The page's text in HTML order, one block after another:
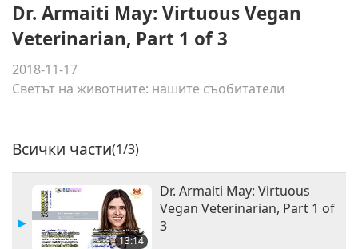
Dr. Armaiti May: Virtuous Vegan
Veterinarian, Part 1 of 3
2018-11-17
Светът на животните: нашите съобитатели
Всички части(1/3)
13:14
Dr. Armaiti May: Virtuous
Vegan Veterinarian, Part 1 of
3